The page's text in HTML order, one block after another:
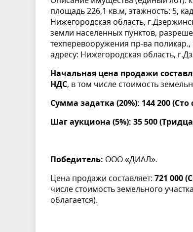
площадь 226,1 кв.м, этажность: 5,
Нижегородская область,
земли населенных пунктов,
техперевооружения пр-ва
адресу: Нижегородская область,
Начальная цена продажи
НДС, в том числе стоимость
Сумма задатка (20%): 144 200
Шаг аукциона (5%): 35 500
Победитель: ООО «ДИАЛ».
Цена продажи составляет: 721 000
числе стоимость земельного
облагается).